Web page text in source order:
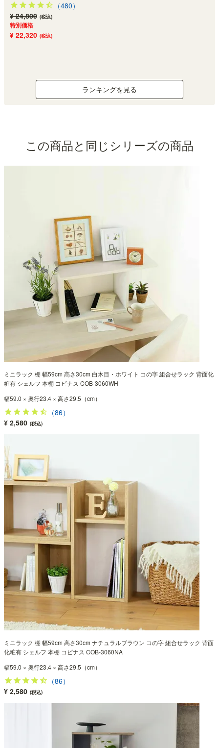
（480）
¥ 24,800 (税込)
特別価格
¥ 22,320 (税込)
ランキングを見る
この商品と同じシリーズの商品
ミニラック 棚 幅59cm 高さ30cm 白木目・ホワイト コの字 組合せラック 背面化
粧有 シェルフ 本棚 コビナス COB-3060WH
幅59.0 × 奥行23.4 × 高さ29.5（cm）
（86）
¥ 2,580 (税込)
ミニラック 棚 幅59cm 高さ30cm ナチュラルブラウン コの字 組合せラック 背面
化粧有 シェルフ 本棚 コビナス COB-3060NA
幅59.0 × 奥行23.4 × 高さ29.5（cm）
（86）
¥ 2,580 (税込)